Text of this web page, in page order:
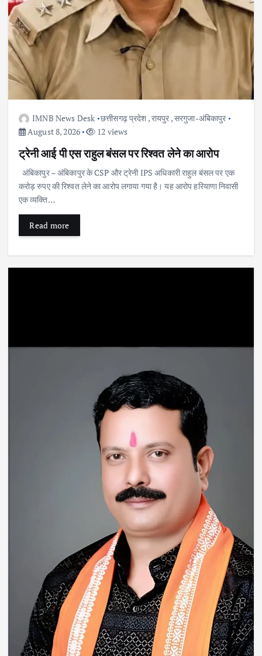
IMNB News Desk छत्तीसगढ़ प्रदेश ,रायपुर ,सरगुजा-अंबिकापुर
August 8, 2026
12 views
ट्रेनी आई पी एस राहुल बंसल पर रिश्वत लेने का आरोप
अंबिकापुर – अंबिकापुर के CSP और ट्रेनी IPS अधिकारी राहुल बंसल पर एक
करोड़ रुपए की रिश्वत लेने का आरोप लगाया गया है। यह आरोप हरियाणा निवासी
एक व्यक्ति…
Read more